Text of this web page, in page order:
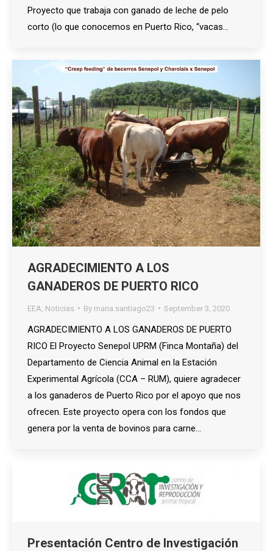
Proyecto que trabaja con ganado de leche de pelo
corto (lo que conocemos en Puerto Rico, “vacas…
AGRADECIMIENTO A LOS
GANADEROS DE PUERTO RICO
EEA Noticias By maria.santiago23 September 3, 2020
AGRADECIMIENTO A LOS GANADEROS DE PUERTO
RICO El Proyecto Senepol UPRM (Finca Montaña) del
Departamento de Ciencia Animal en la Estación
Experimental Agrícola (CCA – RUM), quiere agradecer
a los ganaderos de Puerto Rico por el apoyo que nos
ofrecen. Este proyecto opera con los fondos que
genera por la venta de bovinos para carne…
Presentación Centro de Investigación